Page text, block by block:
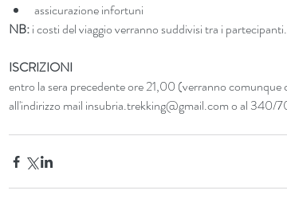
assicurazione infortuni
NB: i costi del viaggio verranno suddivisi tra i partecipanti.
ISCRIZIONI
entro la sera precedente ore 21,00 (verranno
all'indirizzo mail insubria.trekking@gmail.com o al